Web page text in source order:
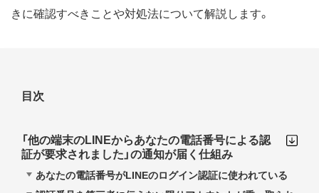
きに確認すべきことや対処法について解説します。
目次
「他の端末のLINEからあなたの電話番号による認
証が要求されました」の通知が届く仕組み
あなたの電話番号がLINEのログイン認証に使われている